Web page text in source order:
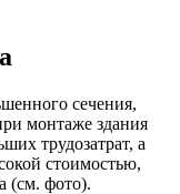
сечения,
монтаже здания
трудозатрат, а
стоимостью,
(см. фото).